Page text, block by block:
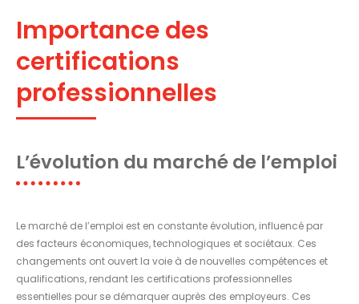
Importance des
certifications
professionnelles
L’évolution du marché de l’emploi
Le marché de l’emploi est en constante évolution, influencé par
des facteurs économiques, technologiques et sociétaux. Ces
changements ont ouvert la voie à de nouvelles compétences et
qualifications, rendant les certifications professionnelles
essentielles pour se démarquer auprès des employeurs. Ces